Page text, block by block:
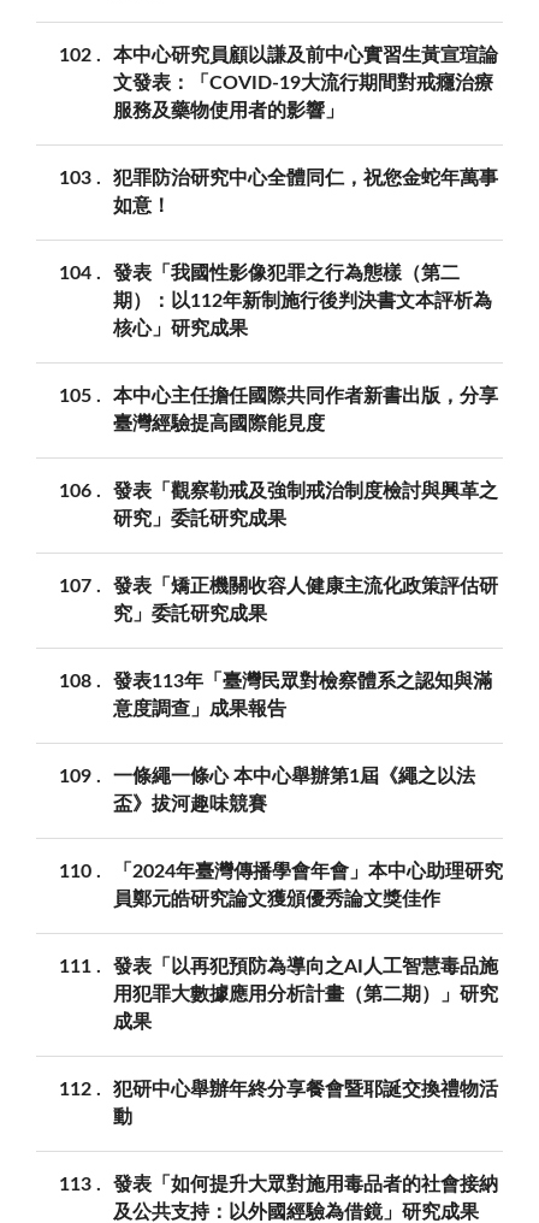
102
本中心研究員顧以謙及前中心實習生黃宣瑄論
文發表：「COVID-19大流行期間對戒癮治療
服務及藥物使用者的影響」
103
犯罪防治研究中心全體同仁，祝您金蛇年萬事
如意！
104
發表「我國性影像犯罪之行為態樣（第二
期）：以112年新制施行後判決書文本評析為
核心」研究成果
105
本中心主任擔任國際共同作者新書出版，分享
臺灣經驗提高國際能見度
106
發表「觀察勒戒及強制戒治制度檢討與興革之
研究」委託研究成果
107
發表「矯正機關收容人健康主流化政策評估研
究」委託研究成果
108
發表113年「臺灣民眾對檢察體系之認知與滿
意度調查」成果報告
109
一條繩一條心 本中心舉辦第1屆《繩之以法
盃》拔河趣味競賽
110
「2024年臺灣傳播學會年會」本中心助理研究
員鄭元皓研究論文獲頒優秀論文獎佳作
111
發表「以再犯預防為導向之AI人工智慧毒品施
用犯罪大數據應用分析計畫（第二期）」研究
成果
112
犯研中心舉辦年終分享餐會暨耶誕交換禮物活
動
113
發表「如何提升大眾對施用毒品者的社會接納
及公共支持：以外國經驗為借鏡」研究成果